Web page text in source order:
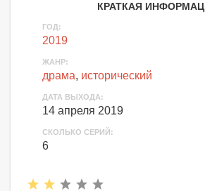
КРАТКАЯ
ГОД:
2019
ЖАНР:
драма, исторический
ДАТА ВЫХОДА:
14 апреля 2019
СКОЛЬКО СЕРИЙ:
6